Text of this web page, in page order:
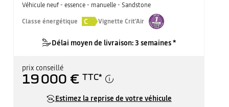
Véhicule neuf - essence - manuelle - Sandstone
Classe énergétique
C Vignette Crit'Air
Délai moyen de livraison: 3 semaines *
prix conseillé
19 000 € TTC*
Estimez la reprise de votre véhicule